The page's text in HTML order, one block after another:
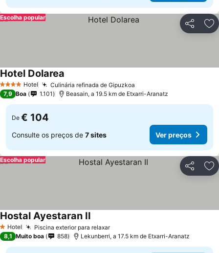
Partilhar
Escolha popular
4 EstrelasHotel Culinária refinada de Gipuzkoa
Hotel Dolarea
7,9 Boa 1.101 Beasain, a 19.5 km de Etxarri-Aranatz
De € 104
Consulte os preços de 7 sites Ver preços
Partilhar
Escolha popular
1 Estrelas
Hotel Piscina exterior para relaxar
Hostal Ayestaran II
8,1 Muito boa 858 Lekunberri, a 17.5 km de Etxarri-Aranatz